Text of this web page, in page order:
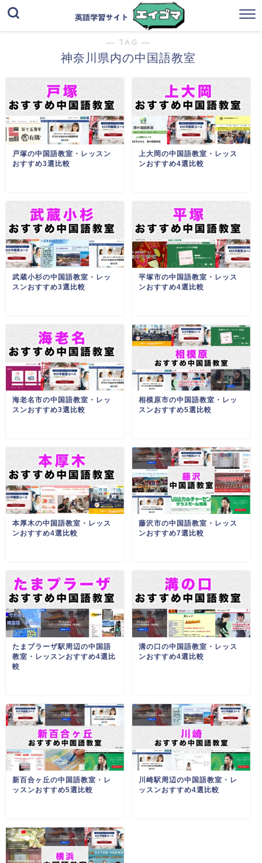
― TAG ―
神奈川県内の中国語教室
戸塚の中国語教室・レッスン
おすすめ3選比較
上大岡の中国語教室・レッス
ンおすすめ4選比較
武蔵小杉の中国語教室・レッ
スンおすすめ3選比較
平塚市の中国語教室・レッス
ンおすすめ4選比較
海老名市の中国語教室・レッ
スンおすすめ3選比較
相模原市の中国語教室・レッ
スンおすすめ5選比較
本厚木の中国語教室・レッス
ンおすすめ4選比較
藤沢市の中国語教室・レッス
ンおすすめ7選比較
たまプラーザ駅周辺の中国語
教室・レッスンおすすめ4選比
較
溝の口の中国語教室・レッス
ンおすすめ4選比較
新百合ヶ丘の中国語教室・レ
ッスンおすすめ5選比較
川崎駅周辺の中国語教室・レ
ッスンおすすめ4選比較